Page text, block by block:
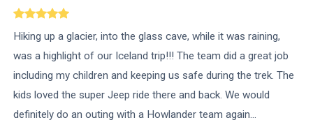
Hiking up a glacier, into the glass cave, while it was raining,
was a highlight of our Iceland trip!!! The team did a great job
including my children and keeping us safe during the trek. The
kids loved the super Jeep ride there and back. We would
definitely do an outing with a Howlander team again...